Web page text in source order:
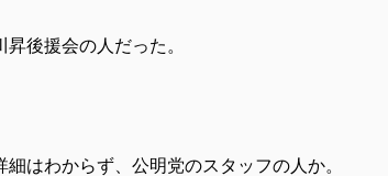
後援会の人だった。
はわからず、公明党のスタッフの人か。